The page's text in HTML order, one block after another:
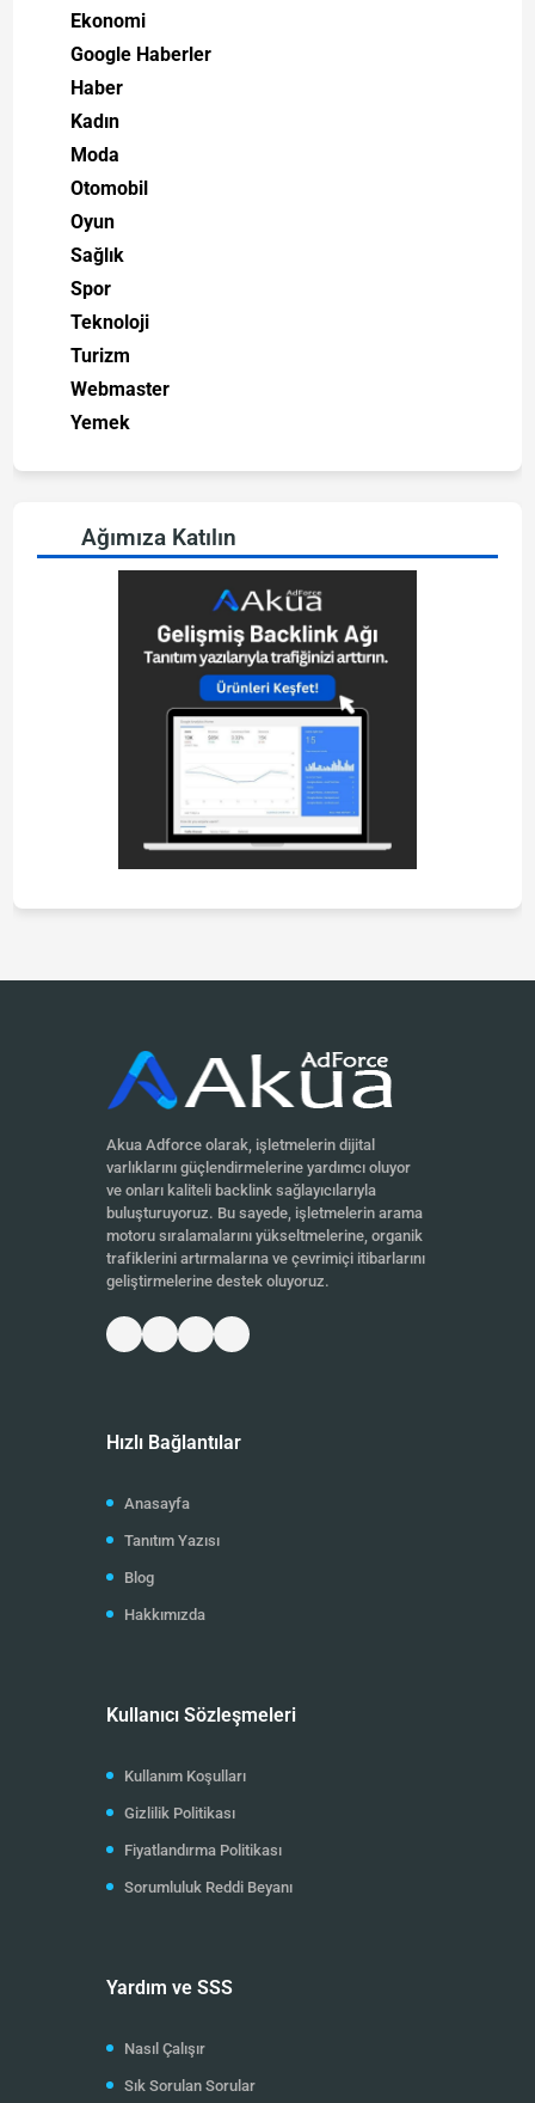
Ekonomi
Google Haberler
Haber
Kadın
Moda
Otomobil
Oyun
Sağlık
Spor
Teknoloji
Turizm
Webmaster
Yemek
Ağımıza Katılın
Akua Adforce olarak, işletmelerin dijital
varlıklarını güçlendirmelerine yardımcı oluyor
ve onları kaliteli backlink sağlayıcılarıyla
buluşturuyoruz. Bu sayede, işletmelerin arama
motoru sıralamalarını yükseltmelerine, organik
trafiklerini artırmalarına ve çevrimiçi itibarlarını
geliştirmelerine destek oluyoruz.
Hızlı Bağlantılar
Anasayfa
Tanıtım Yazısı
Blog
Hakkımızda
Kullanıcı Sözleşmeleri
Kullanım Koşulları
Gizlilik Politikası
Fiyatlandırma Politikası
Sorumluluk Reddi Beyanı
Yardım ve SSS
Nasıl Çalışır
Sık Sorulan Sorular